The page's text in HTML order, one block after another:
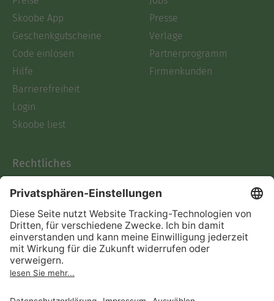
Skoobe App
Geschenkgutscheine
Code einlösen
Hilfe
Barrierefreiheit
Login
Skoobe liest
Presse
Verlage
Partnerprogramm
Firmenkunden
Rechtliches
AGB
Informationen nach Data
Act
Verträge hier kündigen
Impressum